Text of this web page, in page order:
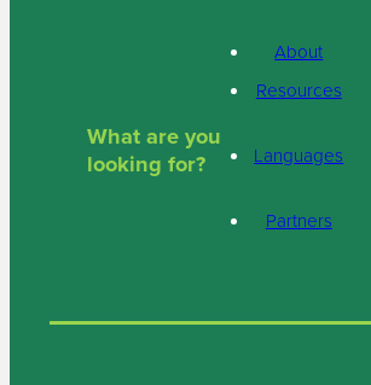
What are you
looking for?
About
Resources
Languages
Partners